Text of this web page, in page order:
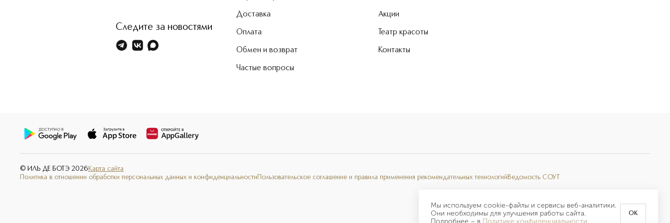
Мы используем cookie-файлы и сервисы веб-аналитики.
Они необходимы для улучшения работы сайта.
Подробнее – в Политике конфиденциальности
OK
Следите за новостями
Доставка
Оплата
Обмен и возврат
Частые вопросы
Акции
Театр красоты
Контакты
© ИЛЬ ДЕ БОТЭ 2026 Карта сайта
Политика в отношении обработки персональных данных и конфиденциальности Пользовательское соглашение и правила применения рекомендательных технологий Ведомость СОУТ